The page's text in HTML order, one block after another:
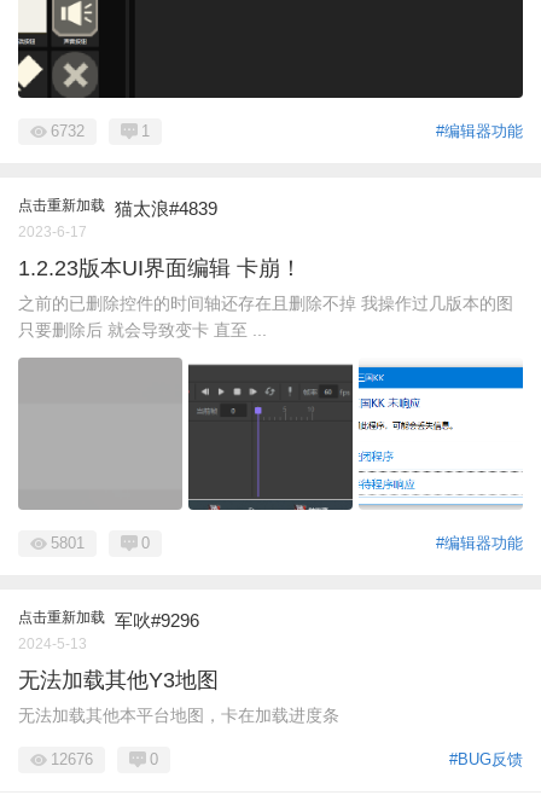
#编辑器功能
6732 1
点击重新加载 猫太浪#4839
2023-6-17
1.2.23版本UI界面编辑 卡崩！
之前的已删除控件的时间轴还存在且删除不掉 我操作过几版本的图
只要删除后 就会导致变卡 直至 ...
#编辑器功能
5801 0
点击重新加载 军吙#9296
2024-5-13
无法加载其他Y3地图
无法加载其他本平台地图，卡在加载进度条
#BUG反馈
12676 0